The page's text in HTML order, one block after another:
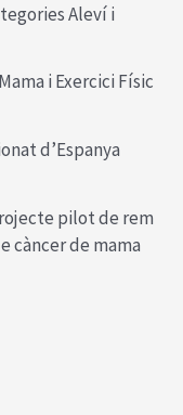
Aleví i
i Exercici Físic
d’Espanya
pilot de rem
càncer de mama